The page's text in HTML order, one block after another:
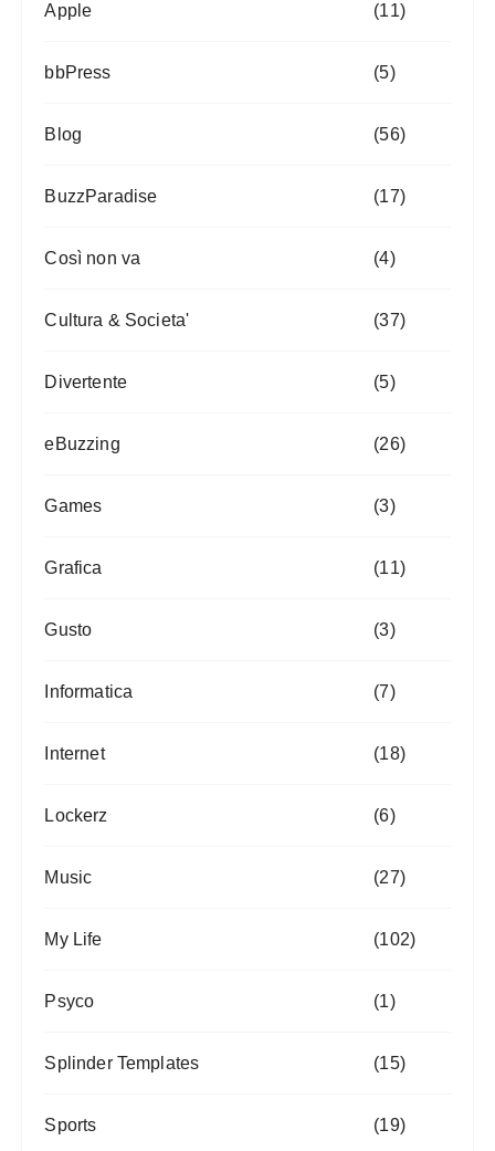
Apple (11)
bbPress (5)
Blog (56)
BuzzParadise (17)
Così non va (4)
Cultura & Societa' (37)
Divertente (5)
eBuzzing (26)
Games (3)
Grafica (11)
Gusto (3)
Informatica (7)
Internet (18)
Lockerz (6)
Music (27)
My Life (102)
Psyco (1)
Splinder Templates (15)
Sports (19)